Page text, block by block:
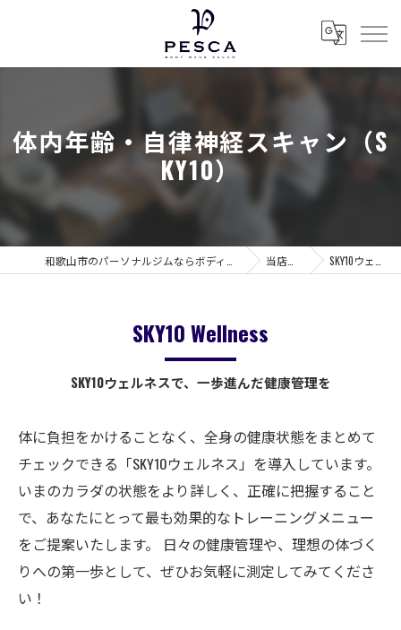
体内年齢・自律神経スキャン（S
KY10）
当店の特徴 SKY10ウェルネス
SKY10ウェルネスで、一歩進んだ健康管理を
SKY10 Wellness
体に負担をかけることなく、全身の健康状態をまとめて
チェックできる「SKY10ウェルネス」を導入しています。
いまのカラダの状態をより詳しく、正確に把握すること
で、あなたにとって最も効果的なトレーニングメニュー
をご提案いたします。 日々の健康管理や、理想の体づく
りへの第一歩として、ぜひお気軽に測定してみてくださ
い！